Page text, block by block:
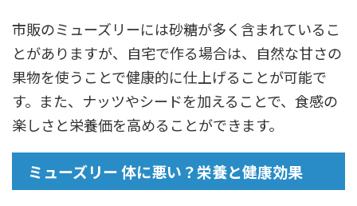
市販のミューズリーには砂糖が多く含まれているこ
とがありますが、自宅で作る場合は、自然な甘さの
果物を使うことで健康的に仕上げることが可能で
す。また、ナッツやシードを加えることで、食感の
楽しさと栄養価を高めることができます。
ミューズリー 体に悪い？栄養と健康効果